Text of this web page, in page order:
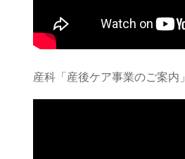
産科「産後ケア事業のご案内」